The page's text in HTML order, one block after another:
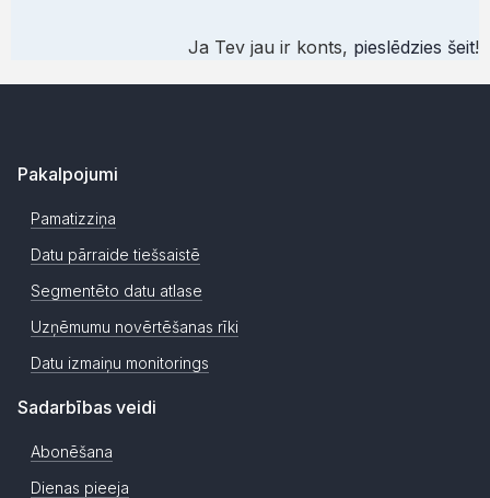
Ja Tev jau ir konts, pieslēdzies šeit!
Pakalpojumi
Pamatizziņa
Datu pārraide tiešsaistē
Segmentēto datu atlase
Uzņēmumu novērtēšanas rīki
Datu izmaiņu monitorings
Sadarbības veidi
Abonēšana
Dienas pieeja